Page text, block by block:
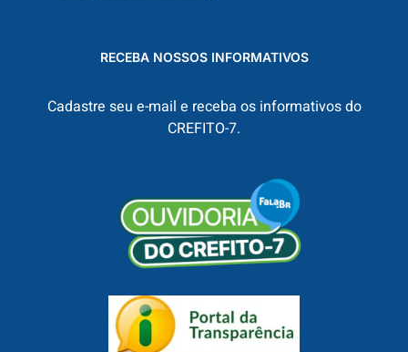
RECEBA NOSSOS INFORMATIVOS
Cadastre seu e-mail e receba os informativos do
CREFITO-7.